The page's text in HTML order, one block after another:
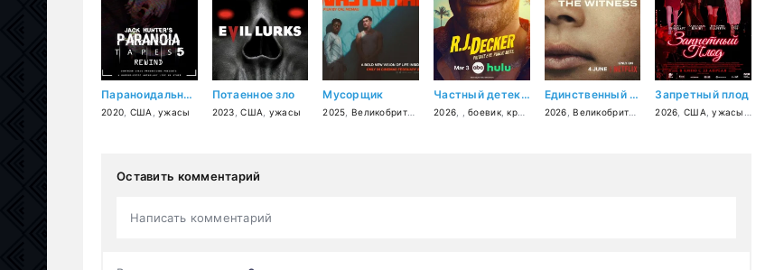
Параноидальные плёнки 5: Перемотка
2020 США ,ужасы
Потаенное зло
2023 ,США ужасы
Мусорщик
2025 Великобритания ,триллер,драма,криминал
Частный детектив Эр Джей Декер
2026 , ,боевик,криминал
Единственный свидетель
2026 ,Великобритания ,США ,драма,криминал
Запретный плод
2026 США ,ужасы
Оставить комментарий
Написать комментарий